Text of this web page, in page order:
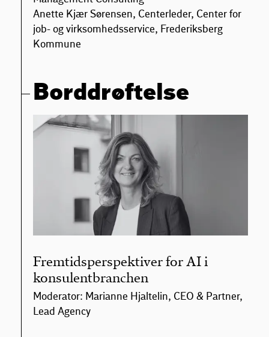
Anette Kjær Sørensen, Centerleder, Center for
job- og virksomhedsservice, Frederiksberg
Kommune
Borddrøftelse
Fremtidsperspektiver for AI i
konsulentbranchen
Moderator: Marianne Hjaltelin, CEO & Partner,
Lead Agency